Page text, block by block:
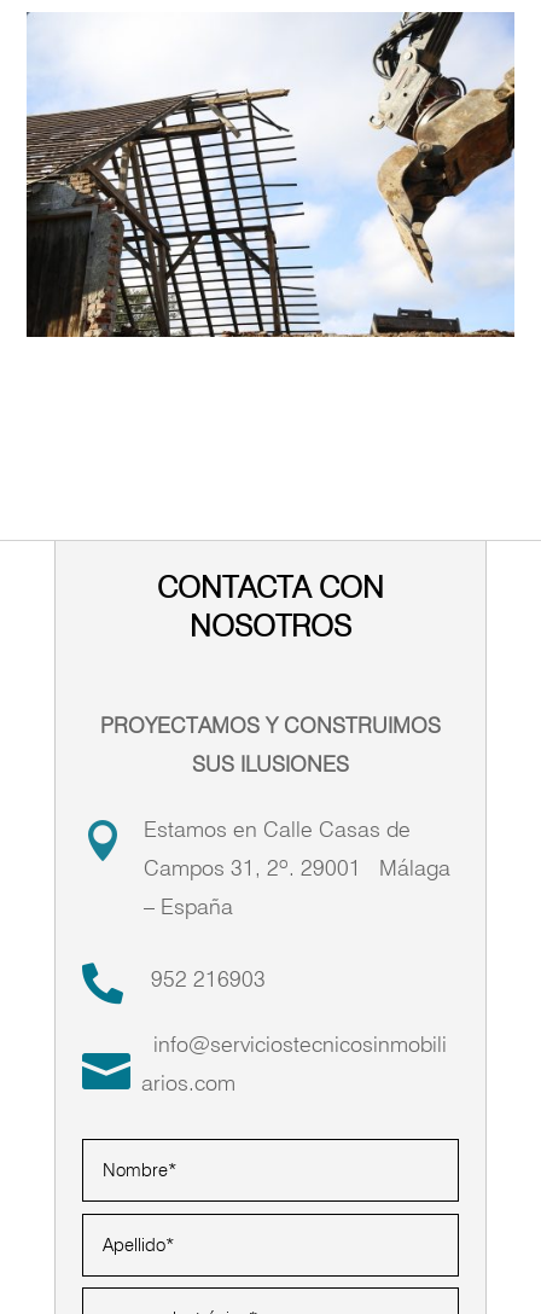
CONTACTA CON
NOSOTROS
PROYECTAMOS Y CONSTRUIMOS
SUS ILUSIONES

Estamos en Calle Casas de
Campos 31, 2º. 29001 Málaga
– España


952 216903
info@serviciostecnicosinmobili
arios.com